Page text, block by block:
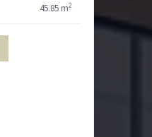
45.85 m2